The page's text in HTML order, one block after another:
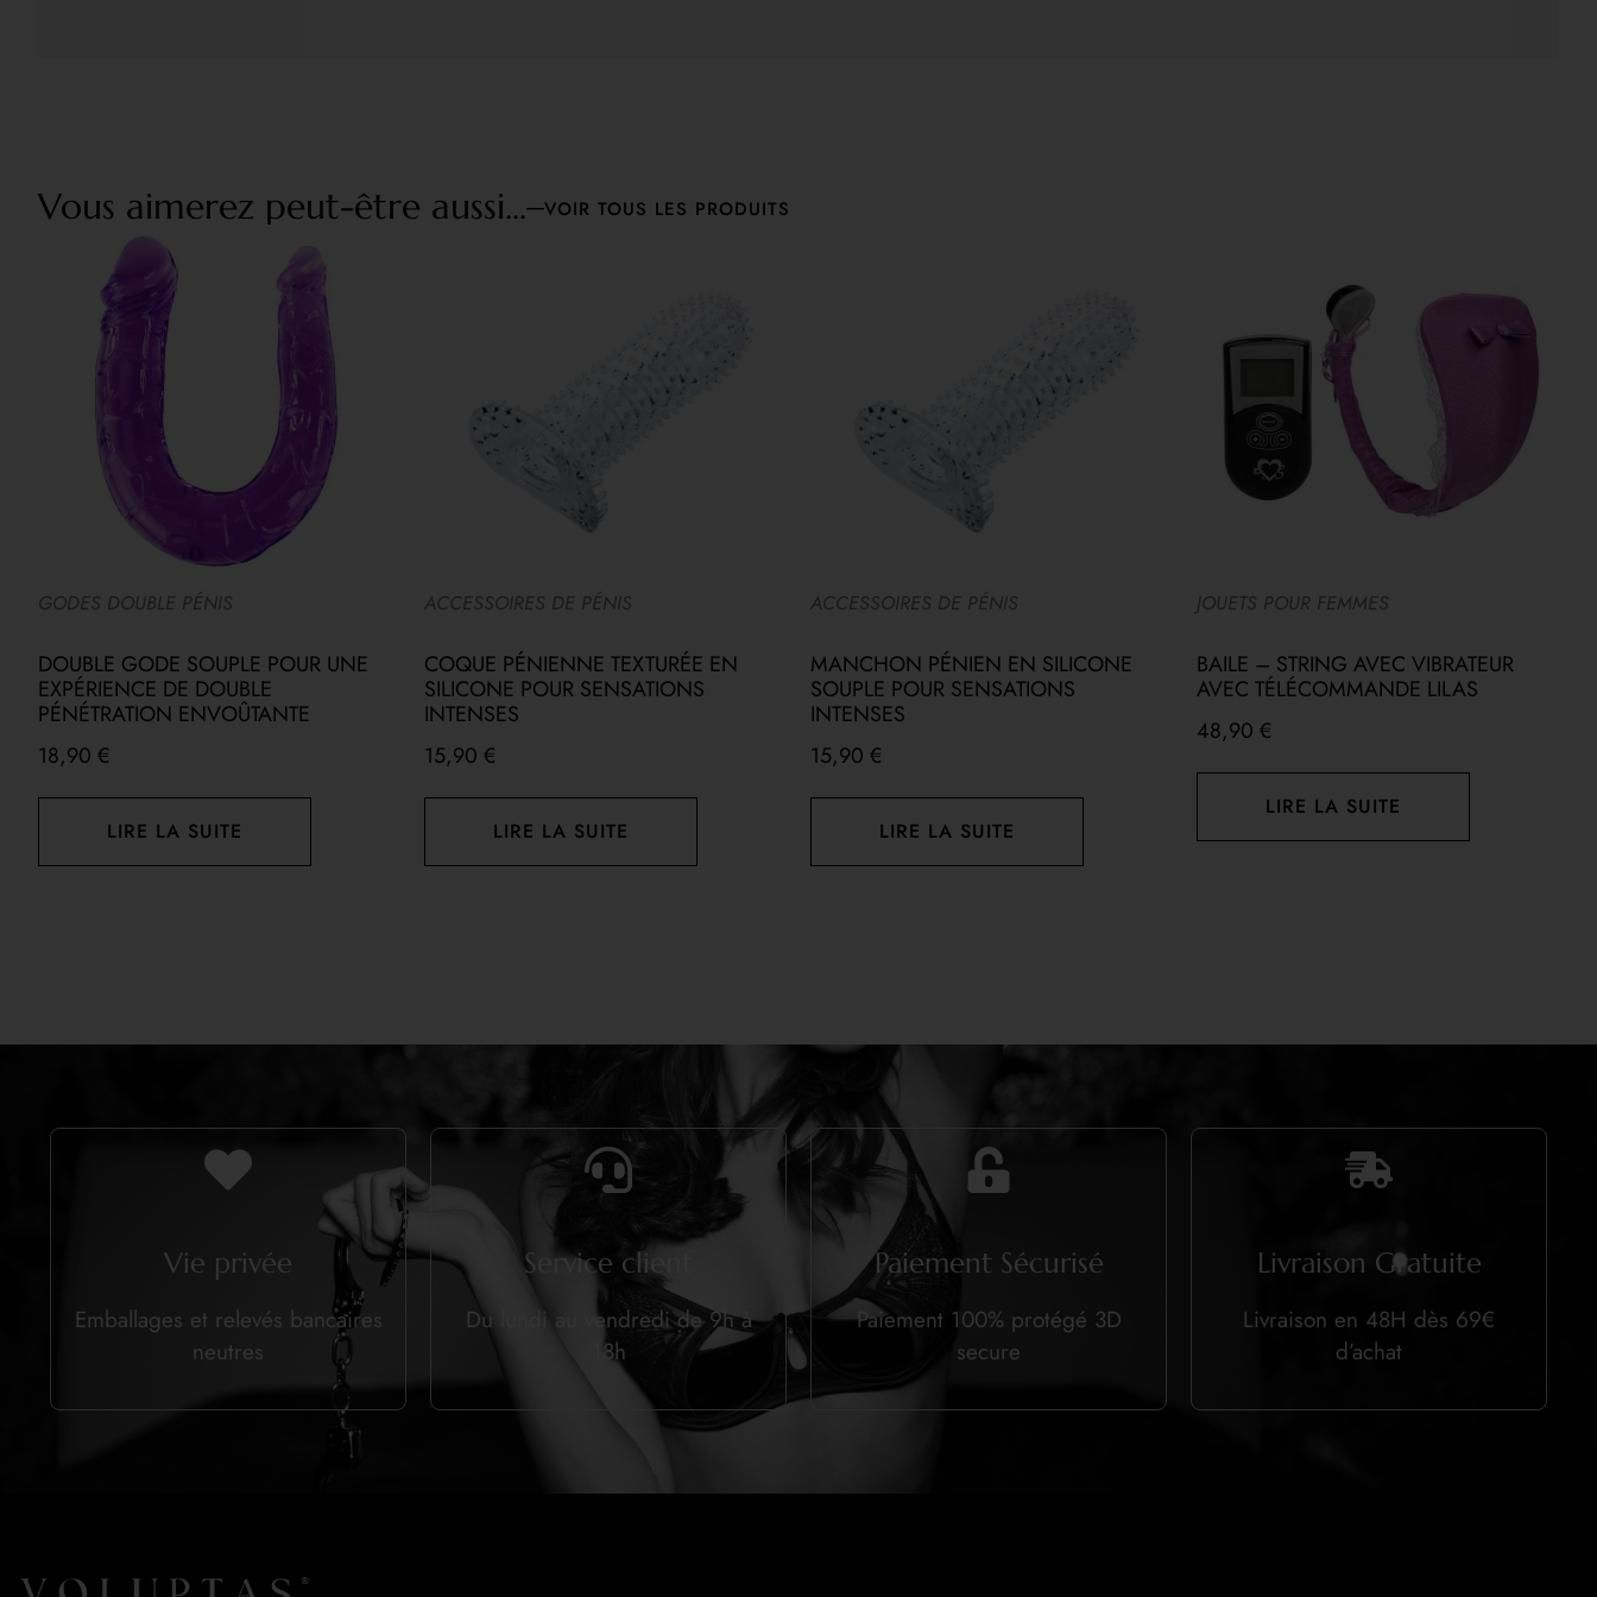
Vous aimerez peut-être aussi... VOIR TOUS LES PRODUITS
GODES DOUBLE PÉNIS
DOUBLE GODE SOUPLE POUR UNE
EXPÉRIENCE DE DOUBLE
PÉNÉTRATION ENVOÛTANTE
18,90 €
LIRE LA SUITE
ACCESSOIRES DE PÉNIS
COQUE PÉNIENNE TEXTURÉE EN
SILICONE POUR SENSATIONS
INTENSES
15,90 €
LIRE LA SUITE
ACCESSOIRES DE PÉNIS
MANCHON PÉNIEN EN SILICONE
SOUPLE POUR SENSATIONS
INTENSES
15,90 €
LIRE LA SUITE
JOUETS POUR FEMMES
BAILE – STRING AVEC VIBRATEUR
AVEC TÉLÉCOMMANDE LILAS
48,90 €
LIRE LA SUITE
Vie privée
Emballages et relevés bancaires
neutres
Service client
Du lundi au vendredi de 9h à
18h
Paiement Sécurisé
Paiement 100% protégé 3D
secure
Livraison Gratuite
Livraison en 48H dès 69€
d’achat